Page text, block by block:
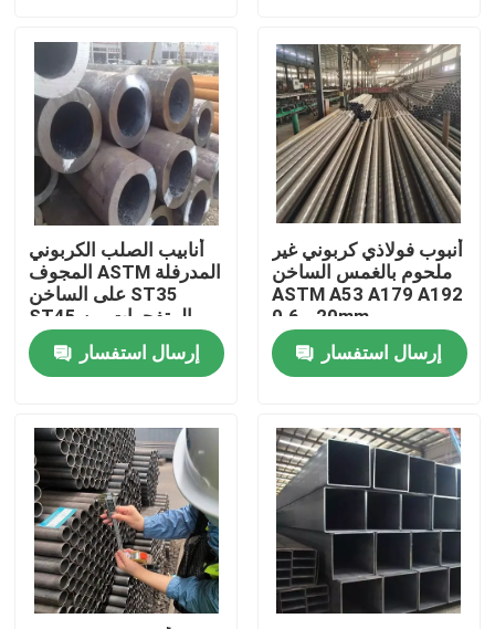
حول بنا
إتصال
المنتجات
لفائف الفولاذ المقاوم للصدأ TISCO
لوحة معدنية من الفولاذ المقاوم للصدأ
لفائف الصلب جي
أنابيب الصلب SS
شريط دائري من الفولاذ المقاوم للصدأ
أنابيب الصلب الكربوني
المجوف ASTM المدرفلة
على الساخن ST35
ST45 المتفجرات من
مخلفات الحرب 0.8 - 30
ملم
إرسال استفسار
أنبوب فولاذي كربوني غير
ملحوم بالغمس الساخن
ASTM A53 A179 A192
0.6 - 20mm
إرسال استفسار